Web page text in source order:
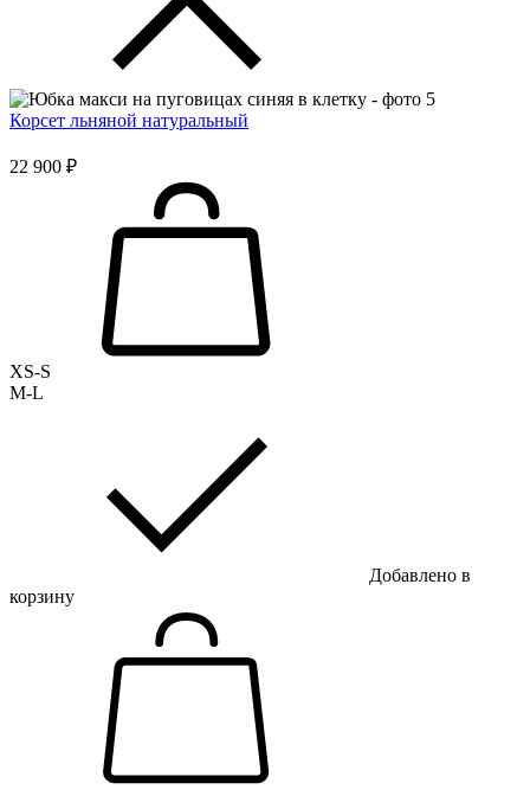
Корсет льняной натуральный
22 900 ₽
XS-S
M-L
Добавлено в
корзину